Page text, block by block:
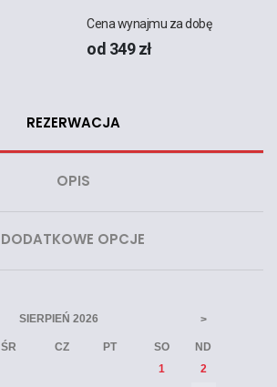
Cena wynajmu za dobę
od 349 zł
REZERWACJA
OPIS
DODATKOWE OPCJE
SIERPIEŃ 2026 >
ŚR CZ PT SO
ND
1
2